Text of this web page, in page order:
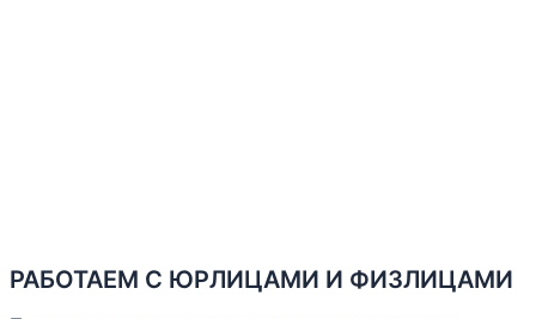
РАБОТАЕМ С ЮРЛИЦАМИ И ФИЗЛИЦАМИ